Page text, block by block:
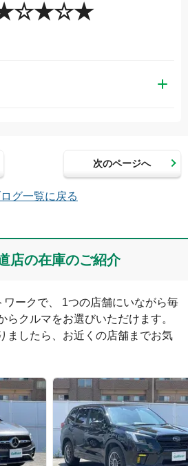
英数）
0文字/140文字
次のページへ
グ一覧に戻る
店の在庫のご紹介
ークで、 1つの店舗にいながら毎
らクルマをお選びいただけます。
ましたら、お近くの店舗までお気